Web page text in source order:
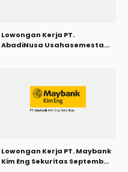
Lowongan Kerja PT.
AbadiNusa Usahasemesta
Lowongan Kerja PT. Maybank
Kim Eng Sekuritas September